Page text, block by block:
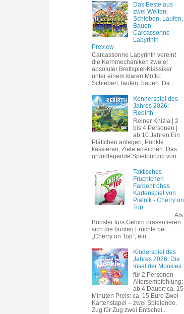
Das Beste aus
zwei Welten:
Schieben, Laufen,
Bauen -
Carcassonne
Labyrinth -
Preview
Carcassonne Labyrinth vereint
die Kernmechaniken zweier
absoluter Brettspiel-Klassiker
unter einem klaren Motto:
Schieben, laufen, bauen. Da...
Kennerspiel des
Jahres 2026:
Rebirth
Reiner Knizia | 2
bis 4 Personen |
ab 10 Jahren Ein
Plättchen anlegen, Punkte
kassieren, Ziele erreichen: Das
grundlegende Spielprinzip von ...
Taktisches
Früchtchen
Farbenfrohes
Kartenspiel von
Piatnik - Cherry on
Top
Als
Booster fürs Gehirn präsentieren
sich die bunten Früchte bei
„Cherry on Top“, ein...
Kinderspiel des
Jahres 2026: Die
Insel der Mookies
für 2 Personen
Altersempfehlung:
ab 4 Dauer: ca. 15
Minuten Preis: ca. 15 Euro Zwei
Kartenstapel – zwei Spielende.
Zug für Zug zwei Entschei...